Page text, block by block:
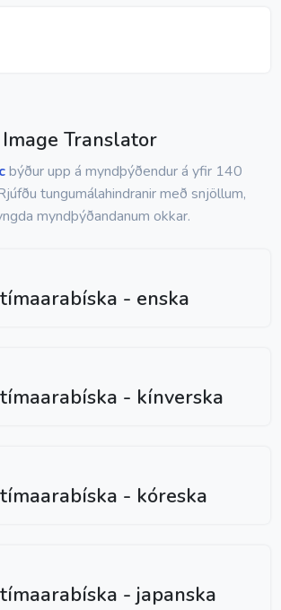
Image Translator
býður upp á myndþýðendur á yfir 140
tungumálahindranir með snjöllum,
myndþýðandanum okkar.
- enska
- kínverska
- kóreska
- japanska